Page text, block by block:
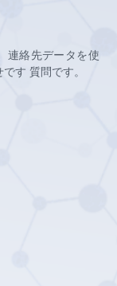
連絡先データを使
す 質問です。